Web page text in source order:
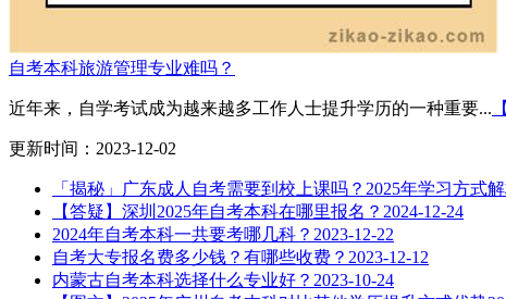
自考本科旅游管理专业难吗？
近年来，自学考试成为越来越多工作人士提升学历的一种重要...
更新时间：2023-12-02
「揭秘」广东成人自考需要到校上课吗？2025年学习方式
【答疑】深圳2025年自考本科在哪里报名？ 2024-12-24
2024年自考本科一共要考哪几科？ 2023-12-22
自考大专报名费多少钱？有哪些收费？ 2023-12-12
内蒙古自考本科选择什么专业好？ 2023-10-24